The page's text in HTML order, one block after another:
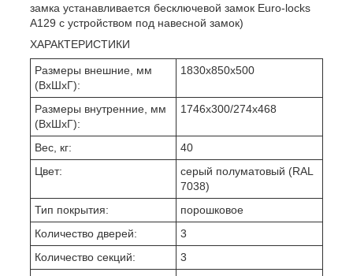
замка устанавливается бесключевой замок Euro-locks
A129 с устройством под навесной замок)
ХАРАКТЕРИСТИКИ
Размеры внешние, мм
(ВхШхГ):
1830x850x500
Размеры внутренние, мм
(ВхШхГ):
1746x300/274x468
Вес, кг:
40
Цвет:
серый полуматовый (RAL
7038)
Тип покрытия:
порошковое
Количество дверей:
3
Количество секций:
3